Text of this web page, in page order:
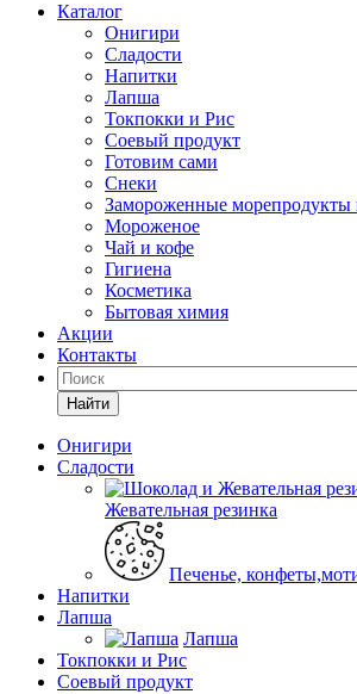
Каталог
Онигири
Сладости
Напитки
Лапша
Токпокки и Рис
Соевый продукт
Готовим сами
Снеки
Замороженные морепродукты
Мороженое
Чай и кофе
Гигиена
Косметика
Бытовая химия
Акции
Контакты
Найти
Онигири
Сладости
Жевательная резинка
Печенье,
Напитки
Лапша
Лапша
Токпокки и Рис
Соевый продукт